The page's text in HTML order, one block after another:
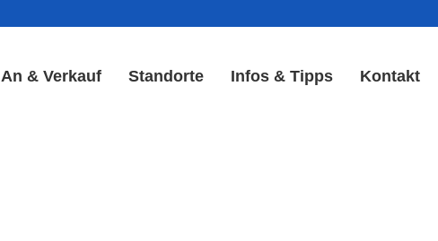
An & Verkauf Standorte Infos & Tipps Kontakt